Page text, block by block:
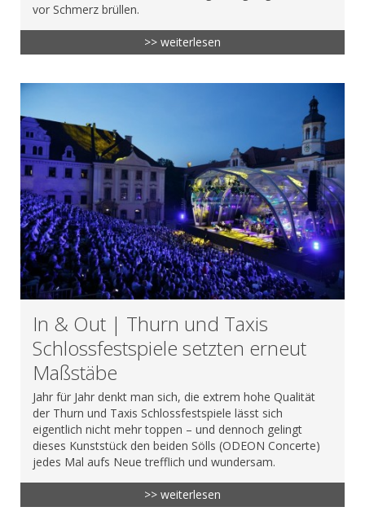
vor Schmerz brüllen.
>> weiterlesen
In & Out | Thurn und Taxis
Schlossfestspiele setzten erneut
Maßstäbe
Jahr für Jahr denkt man sich, die extrem hohe Qualität
der Thurn und Taxis Schlossfestspiele lässt sich
eigentlich nicht mehr toppen – und dennoch gelingt
dieses Kunststück den beiden Sölls (ODEON Concerte)
jedes Mal aufs Neue trefflich und wundersam.
>> weiterlesen